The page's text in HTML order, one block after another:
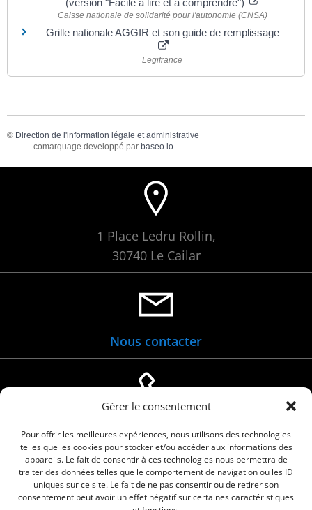
Gérer le consentement
Pour offrir les meilleures expériences, nous utilisons des technologies
telles que les cookies pour stocker et/ou accéder aux informations des
appareils. Le fait de consentir à ces technologies nous permettra de
traiter des données telles que le comportement de navigation ou les ID
uniques sur ce site. Le fait de ne pas consentir ou de retirer son
consentement peut avoir un effet négatif sur certaines caractéristiques
(version "Facile à lire et à comprendre")
Caisse nationale de solidarité pour l'autonomie (CNSA)
Grille nationale AGGIR et son guide de remplissage
Legifrance
© Direction de l'information légale et administrative
comarquage developpé par baseo.io
1 Place Ledru Rollin,
30740 Le Cailar
Nous contacter
04 66 88 01 05